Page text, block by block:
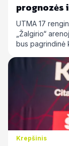
prognozės
UTMA 17
„Žalgirio“
bus pagrindinė
Krepšinis